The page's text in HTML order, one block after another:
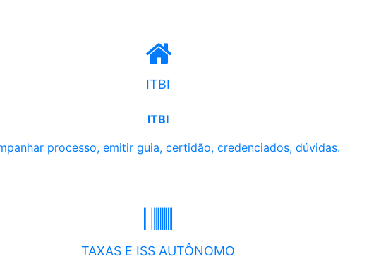
ITBI
ITBI
processo, emitir guia, certidão, credenciados, dúvidas.
TAXAS E ISS AUTÔNOMO